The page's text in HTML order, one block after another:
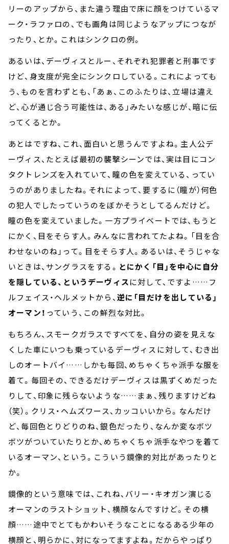
リーのアップから、また違う理由で床に顔をつけているマ
ーク・ラファロの、でも画角は同じようなアップにつなが
ったり、とか。これはシンクロの例。
あるいは、デーヴィスとルー、それぞれ犯罪者と刑事です
けど、身支度が完全にシンクロしている。これによっても
う、ものを言わずとも、「あぁ、このふたりは、立場は違え
ど、心が通じ合う可能性は、ある」みたいな感じが、暗に伝
ってくるとか。
あとはですね、これ、面白いと思うんですよね。主人公デ
ーヴィス、たとえば最初の襲撃シーンでは、実は目にコン
タクトレンズを入れていて、瞳の色を変えている、ってい
うのがありましたね。それによって、要するに（瞳が）何色
の犯人でしたっていうのをぼかそうとしてるんだけど。
瞳の色を変えていました。一方プライベートでは、もうと
にかく、目をそらす人。みんなに言われてたよね。「目を合
わせないのね」って。目をそらす人。あるいは、そうじゃな
いときは、サングラスをする。 とにかく「目」を中心に自分
を隠している、というデーヴィスに対して、ですよ……フ
ルフェイス・ヘルメットから、逆に「目だけを出している」
オーマン！ っていう、この鮮烈な対比。
もちろん、スモークガラスですべてを、自分の姿を見えな
くした車にいつも乗っているデーヴィスに対して、むき出
しのオートバイ……しかも毎回、めちゃくちゃ派手な服を
着て。毎回その、できるだけデーヴィスは黒ずくめだった
りして、印象に残らないような……まぁ、残りますけどね
（笑）。クリス・ヘムズワース、カッコいいから。なんだけ
ど、毎回色とりどりのね、銀色だったり、なんか変なボツ
ボツがついていたりとか、めちゃくちゃ派手なやつを着て
いるオーマン、という。こういう鏡像的対比があったりと
か。
鏡像的という意味では、これね、バリー・キオガン演じる
オーマンのラストショット、横顔なんですけど。その横
顔……途中でとてもかわいそうなことになるある少年の
横顔と、明らかに、対になってますよね。だからやっぱり